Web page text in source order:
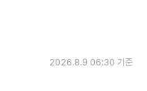
2026.8.9 06:30 기준